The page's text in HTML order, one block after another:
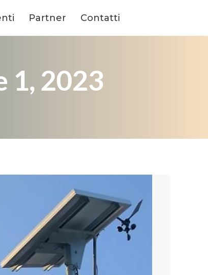
Partner Contatti
1, 2023